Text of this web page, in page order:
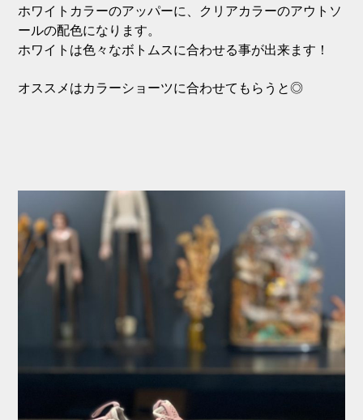
ホワイトカラーのアッパーに、クリアカラーのアウトソ
ールの配色になります。
ホワイトは色々なボトムスに合わせる事が出来ます！
オススメはカラーショーツに合わせてもらうと◎